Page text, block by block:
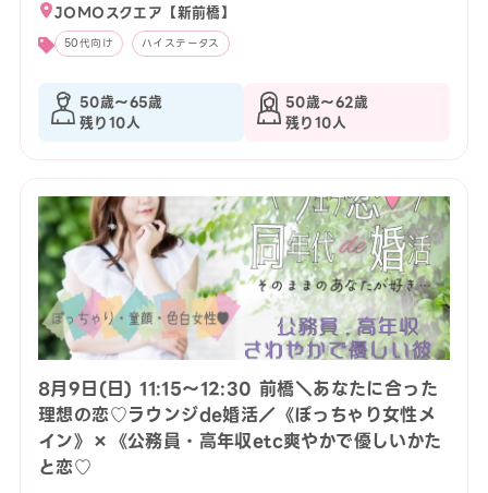
JOMOスクエア【新前橋】
50代向け ハイステータス
50歳〜65歳
残り10人
50歳〜62歳
残り10人
8月9日(日) 11:15〜12:30 前橋＼あなたに合った
理想の恋♡ラウンジde婚活／《ぽっちゃり女性メ
イン》×《公務員・高年収etc爽やかで優しいかた
と恋♡